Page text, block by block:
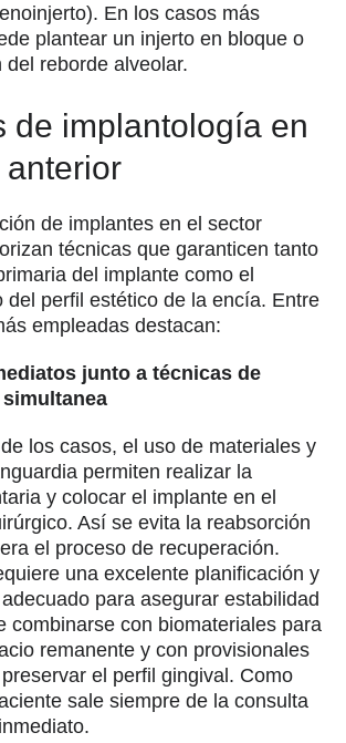
En los casos más
plantear un injerto en bloque o
del reborde alveolar.
de implantología en
de implantes en el sector
técnicas que garanticen tanto
del implante como el
del perfil estético de la encía. Entre
empleadas destacan:
junto a técnicas de
los casos, el uso de materiales y
permiten realizar la
y colocar el implante en el
Así se evita la reabsorción
el proceso de recuperación.
una excelente planificación y
para asegurar estabilidad
combinarse con biomateriales para
remanente y con provisionales
el perfil gingival. Como
sale siempre de la consulta